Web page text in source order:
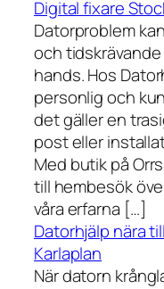
Digital fixare
Datorproblem
och
hands. Hos
personlig och
det gäller en
post eller
Med butik på
till hembesök
våra erfarna […]
Datorhjälp nära
Karlaplan
När datorn